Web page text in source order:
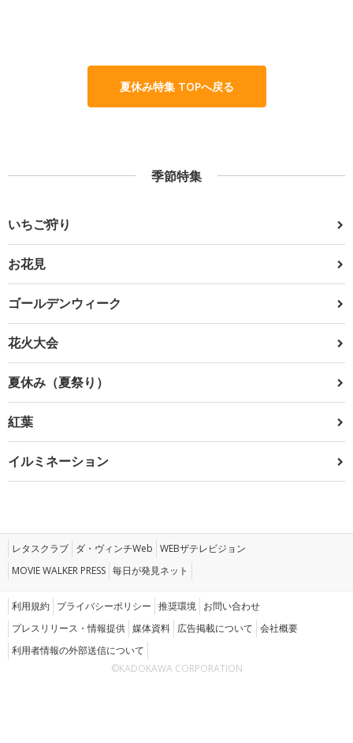
夏休み特集 TOPへ戻る
季節特集
いちご狩り
お花見
ゴールデンウィーク
花火大会
夏休み（夏祭り）
紅葉
イルミネーション
レタスクラブ ダ・ヴィンチWeb WEBザテレビジョン
MOVIE WALKER PRESS 毎日が発見ネット
利用規約 プライバシーポリシー 推奨環境 お問い合わせ
プレスリリース・情報提供 媒体資料 広告掲載について 会社概要
利用者情報の外部送信について
©KADOKAWA CORPORATION